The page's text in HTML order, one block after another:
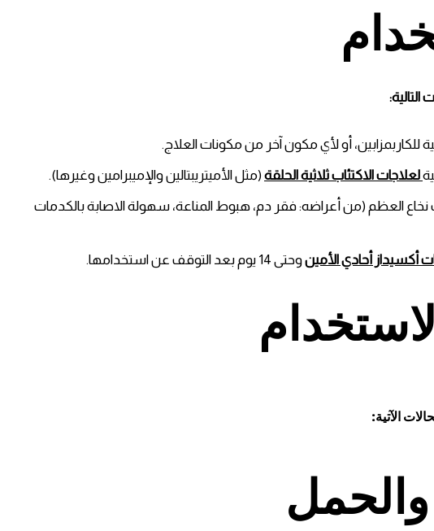
أو لأي مكون آخر من مكونات العلاج.
لعلاجات الاكتئاب ثلاثية الحلقة (مثل الأميتريبتالين والإميبرامين وغيرها).
العظم (من أعراضه: فقر دم، هبوط المناعة، سهولة الاصابة بالكدمات
أكسيداز أحادي الأمينوحتى 14 يوم بعد التوقف عن استخدامها.
الآتية:
والحمل